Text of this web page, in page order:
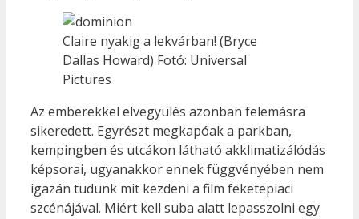
Claire nyakig a lekvárban! (Bryce
Dallas Howard) Fotó: Universal
Pictures
Az emberekkel elvegyülés azonban felemásra
sikeredett. Egyrészt megkapóak a parkban,
kempingben és utcákon látható akklimatizálódás
képsorai, ugyanakkor ennek függvényében nem
igazán tudunk mit kezdeni a film feketepiaci
szcénájával. Miért kell suba alatt lepasszolni egy